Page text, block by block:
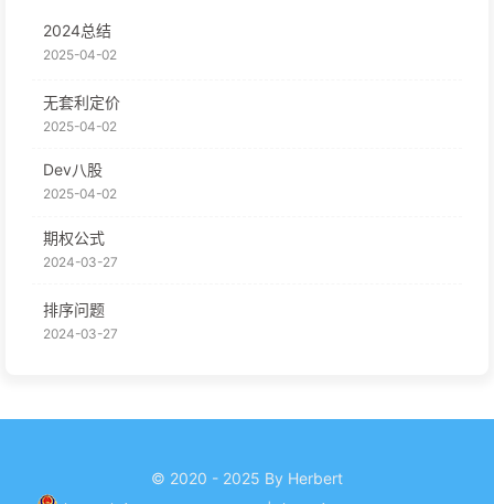
2024总结
2025-04-02
无套利定价
2025-04-02
Dev八股
2025-04-02
期权公式
2024-03-27
排序问题
2024-03-27
© 2020 - 2025 By Herbert